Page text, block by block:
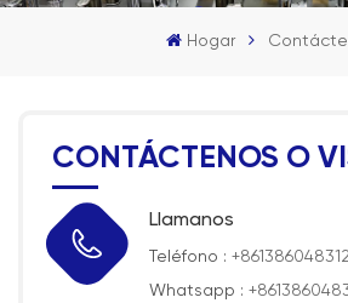
Hogar
CONTÁCTENOS O
Llamanos
Teléfono :
Whatsapp :